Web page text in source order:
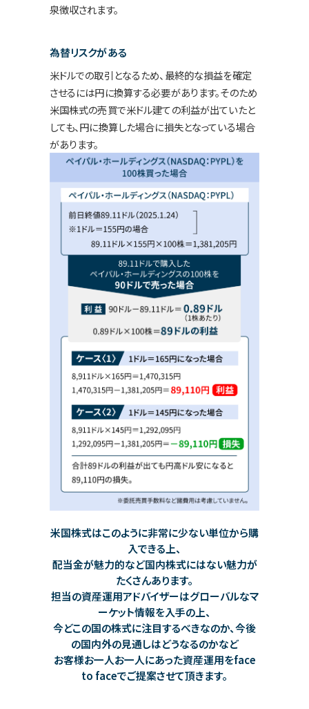
泉徴収されます。
為替リスクがある
米ドルでの取引となるため、最終的な損益を確定
させるには円に換算する必要があります。そのため
米国株式の売買で米ドル建ての利益が出ていたと
しても、円に換算した場合に損失となっている場合
があります。
米国株式はこのように非常に少ない単位から購
入できる上、
配当金が魅力的など国内株式にはない魅力が
たくさんあります。
担当の資産運用アドバイザーはグローバルなマ
ーケット情報を入手の上、
今どこの国の株式に注目するべきなのか、今後
の国内外の見通しはどうなるのかなど
お客様お一人お一人にあった資産運用をface
to faceでご提案させて頂きます。